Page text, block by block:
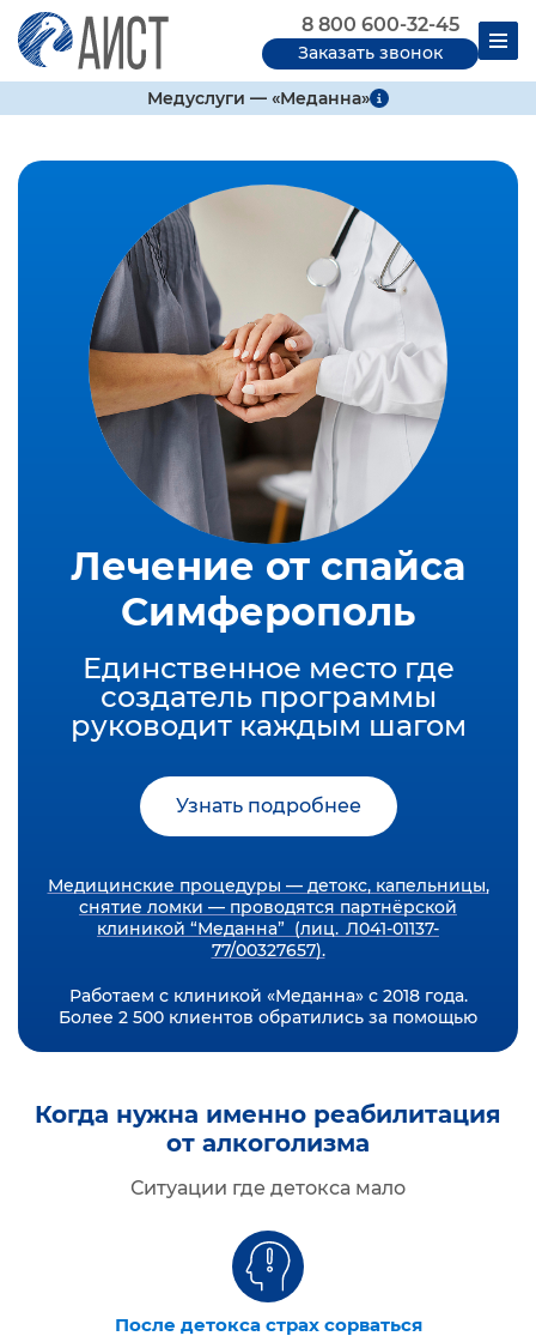
8 800 600-32-45
Заказать звонок
Медуслуги — «Меданна»
Лечение от спайса
Симферополь
Единственное место где
создатель программы
руководит каждым шагом
Узнать подробнее
Медицинские процедуры — детокс, капельницы,
снятие ломки — проводятся партнёрской
клиникой “Меданна” (лиц. Л041-01137-
77/00327657).
Работаем с клиникой «Меданна» с 2018 года.
Более 2 500 клиентов обратились за помощью
Когда нужна именно реабилитация
от алкоголизма
Ситуации где детокса мало
После детокса страх сорваться